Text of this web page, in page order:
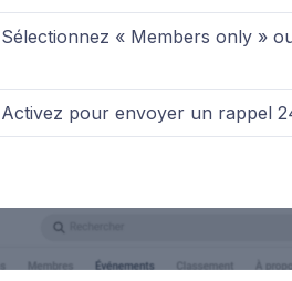
Sélectionnez « Members only »
Activez pour envoyer un rappel